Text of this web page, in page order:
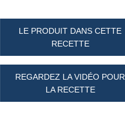
LE PRODUIT DANS CETTE
RECETTE
REGARDEZ LA VIDÉO POUR
LA RECETTE